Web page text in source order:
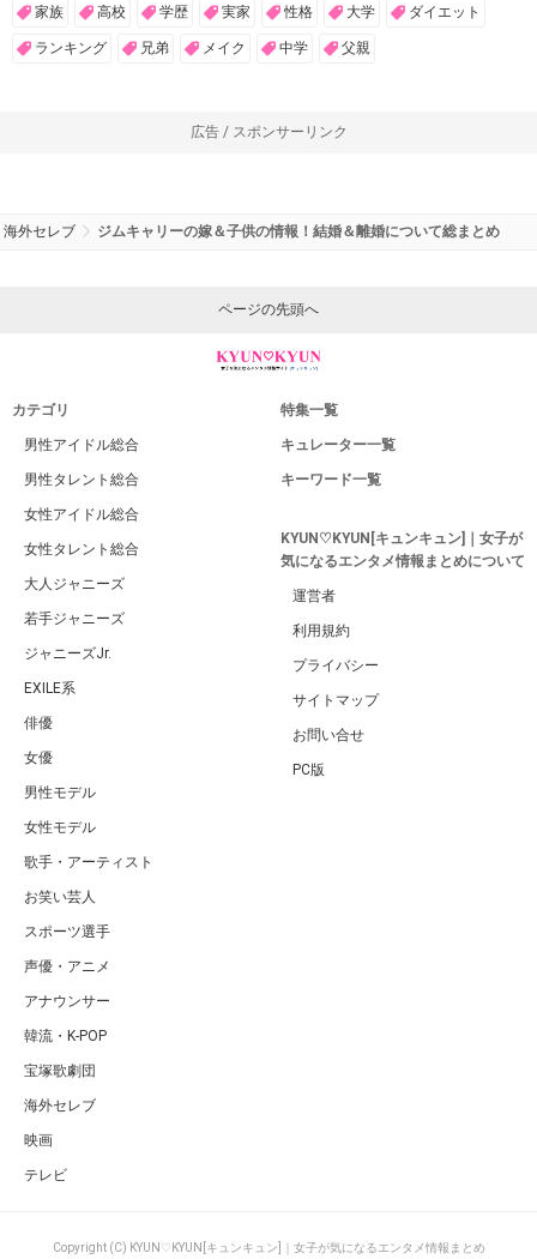
家族 高校 学歴 実家 性格 大学 ダイエット
ランキング 兄弟 メイク 中学 父親
広告 / スポンサーリンク
海外セレブ ジムキャリーの嫁＆子供の情報！結婚＆離婚について総まとめ
ページの先頭へ
カテゴリ
男性アイドル総合
男性タレント総合
女性アイドル総合
女性タレント総合
大人ジャニーズ
若手ジャニーズ
ジャニーズJr.
EXILE系
俳優
女優
男性モデル
女性モデル
歌手・アーティスト
お笑い芸人
スポーツ選手
声優・アニメ
アナウンサー
韓流・K-POP
宝塚歌劇団
海外セレブ
映画
テレビ
特集一覧
キュレーター一覧
キーワード一覧
KYUN♡KYUN[キュンキュン]｜女子が
気になるエンタメ情報まとめについて
運営者
利用規約
プライバシー
サイトマップ
お問い合せ
PC版
Copyright (C) KYUN♡KYUN[キュンキュン]｜女子が気になるエンタメ情報まとめ